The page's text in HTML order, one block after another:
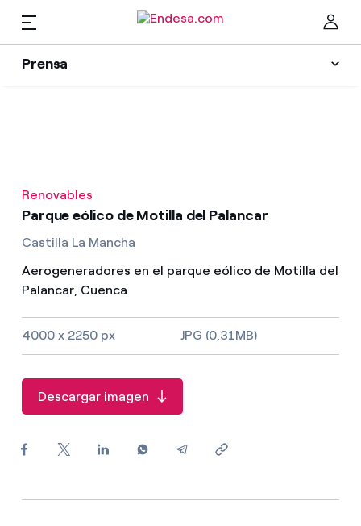
Prensa
Prensa
Encuentra la tarifa que más te conviene
Compara nuestras tarifas de empresa y ahorra
Por cada kWh que ahorres, te descontamos otro
¿Cómo cambiar el titular del contrato?
¿Has recibido una oferta para cambiar de
Ofertas para autónomos y Pymes
La cara e
ES
Renovables
Parque eólico de Motilla del Palancar
Castilla La Mancha
Aerogeneradores en el parque eólico de Motilla del
Palancar, Cuenca
4000 x 2250 px JPG (0,31MB)
Descargar imagen